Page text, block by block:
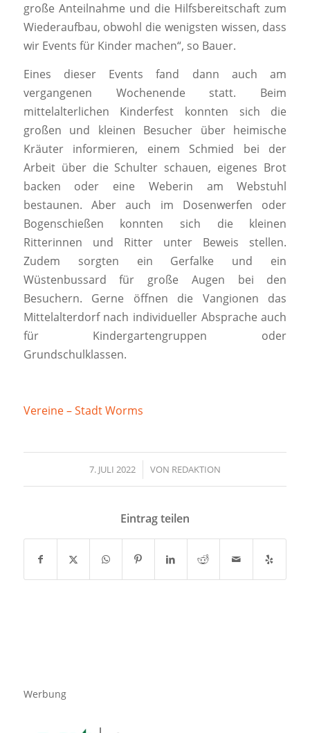
große Anteilnahme und die Hilfsbereitschaft zum
Wiederaufbau, obwohl die wenigsten wissen, dass
wir Events für Kinder machen“, so Bauer.
Eines dieser Events fand dann auch am
vergangenen Wochenende statt. Beim
mittelalterlichen Kinderfest konnten sich die
großen und kleinen Besucher über heimische
Kräuter informieren, einem Schmied bei der
Arbeit über die Schulter schauen, eigenes Brot
backen oder eine Weberin am Webstuhl
bestaunen. Aber auch im Dosenwerfen oder
Bogenschießen konnten sich die kleinen
Ritterinnen und Ritter unter Beweis stellen.
Zudem sorgten ein Gerfalke und ein
Wüstenbussard für große Augen bei den
Besuchern. Gerne öffnen die Vangionen das
Mittelalterdorf nach individueller Absprache auch
für Kindergartengruppen oder
Grundschulklassen.
Vereine – Stadt Worms
7. JULI 2022
/ VON REDAKTION
Eintrag teilen
Werbung